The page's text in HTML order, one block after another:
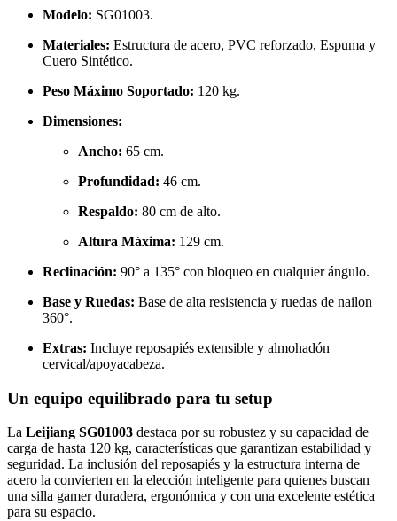
Modelo: SG01003.
Materiales: Estructura de acero, PVC reforzado, Espuma y
Cuero Sintético.
Peso Máximo Soportado: 120 kg.
Dimensiones:
Ancho: 65 cm.
Profundidad: 46 cm.
Respaldo: 80 cm de alto.
Altura Máxima: 129 cm.
Reclinación: 90° a 135° con bloqueo en cualquier ángulo.
Base y Ruedas: Base de alta resistencia y ruedas de nailon
360°.
Extras: Incluye reposapiés extensible y almohadón
cervical/apoyacabeza.
Un equipo equilibrado para tu setup
La Leijiang SG01003 destaca por su robustez y su capacidad de
carga de hasta 120 kg, características que garantizan estabilidad y
seguridad. La inclusión del reposapiés y la estructura interna de
acero la convierten en la elección inteligente para quienes buscan
una silla gamer duradera, ergonómica y con una excelente estética
para su espacio.